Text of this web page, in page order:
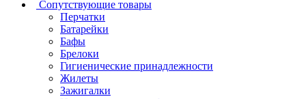
Сопутствующие товары
Перчатки
Батарейки
Бафы
Брелоки
Гигиенические принадлежности
Жилеты
Зажигалки